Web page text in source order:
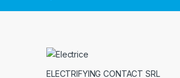
ELECTRIFYING CONTACT SRL